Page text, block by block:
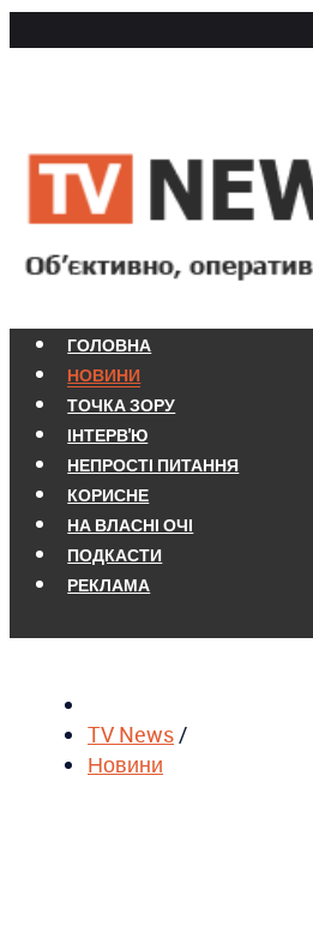
ГОЛОВНА
НОВИНИ
ТОЧКА ЗОРУ
ІНТЕРВ'Ю
НЕПРОСТІ ПИТАННЯ
КОРИСНЕ
НА ВЛАСНІ ОЧІ
ПОДКАСТИ
РЕКЛАМА
TV News/
Новини